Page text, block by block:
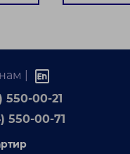
|
550-00-21
550-00-71